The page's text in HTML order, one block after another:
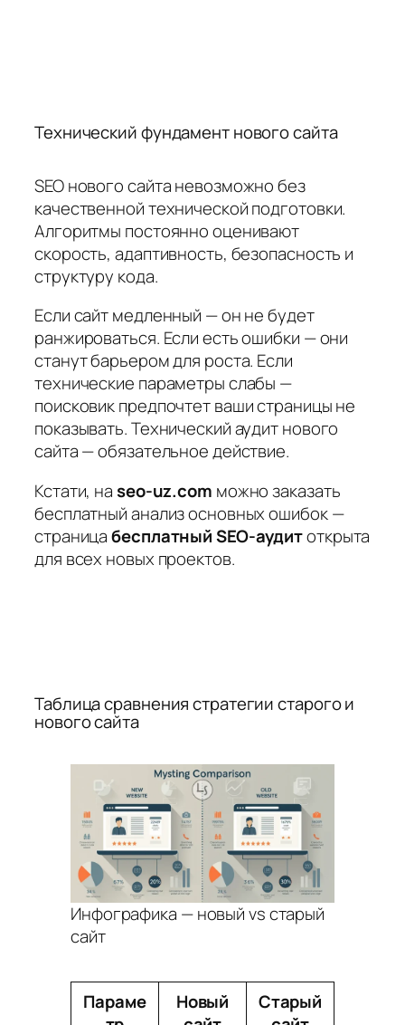
Технический фундамент нового сайта
SEO нового сайта невозможно без
качественной технической подготовки.
Алгоритмы постоянно оценивают
скорость, адаптивность, безопасность и
структуру кода.
Если сайт медленный — он не будет
ранжироваться. Если есть ошибки — они
станут барьером для роста. Если
технические параметры слабы —
поисковик предпочтет ваши страницы не
показывать. Технический аудит нового
сайта — обязательное действие.
Кстати, наseo-uz.com можно заказать
бесплатный анализ основных ошибок —
страницабесплатный SEO-аудитоткрыта
для всех новых проектов.
Таблица сравнения стратегии старого и
нового сайта
Инфографика — новый vs старый
сайт
Параме
Новый
Старый